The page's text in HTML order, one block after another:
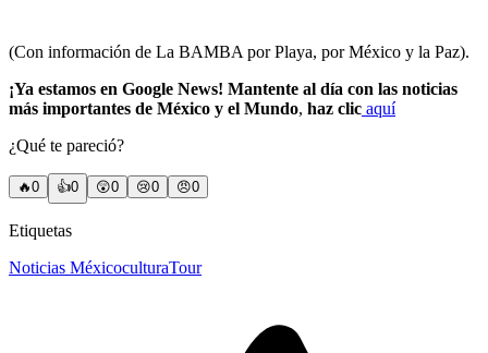
(Con información de La BAMBA por Playa, por México y la Paz).
¡Ya estamos en Google News! Mantente al día con las noticias
más importantes de México y el Mundo, haz clic aquí
¿Qué te pareció?
🔥0 👍0 😲0 😢0 😠0
Etiquetas
Noticias MéxicoculturaTour